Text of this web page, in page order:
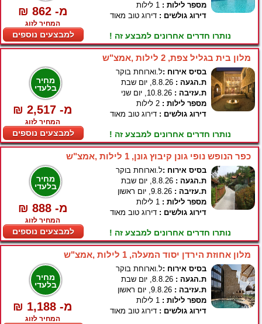
₪ 862 -מ
המחיר לזוג
למבצעים נוספים
מספר לילות :
דירוג גולשים : דירוג טוב מאוד
נותרו חדרים אחרונים למבצע זה !
מלון בית בגליל צפת, 2 לילות ,אמצ"ש
מחיר
בלעדי
₪ 2,517 -מ
המחיר לזוג
למבצעים נוספים
בסיס אירוח :ל.וארוחת בוקר
ת.הגעה :
ת.עזיבה :
מספר לילות :
דירוג גולשים : דירוג טוב מאוד
נותרו חדרים אחרונים למבצע זה !
כפר הנופש נופי גונן קיבוץ גונן, 1 לילות ,אמצ"ש
מחיר
בלעדי
₪ 888 -מ
המחיר לזוג
למבצעים נוספים
בסיס אירוח :ל.וארוחת בוקר
ת.הגעה :
ת.עזיבה :
מספר לילות :
דירוג גולשים : דירוג טוב מאוד
נותרו חדרים אחרונים למבצע זה !
מלון אחוזת הירדן יסוד המעלה, 1 לילות ,אמצ"ש
מחיר
בלעדי
₪ 1,188 -מ
המחיר לזוג
בסיס אירוח :ל.וארוחת בוקר
ת.הגעה :
ת.עזיבה :
מספר לילות :
דירוג גולשים : דירוג טוב מאוד